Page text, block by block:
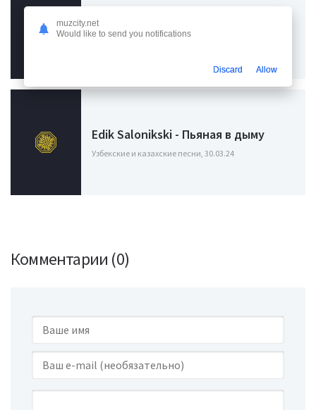
Узбекские и казахские песни / HammAli, Navai,
Edik Salonikski - Пьяная в дыму
Узбекские и казахские песни, 30.03.24
Комментарии (0)
muzcity.net
Would like to send you notifications
Discard Allow